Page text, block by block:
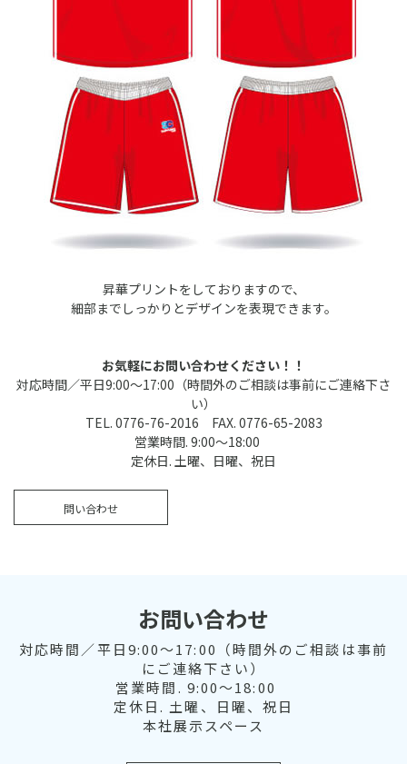
昇華プリントをしておりますので、
細部までしっかりとデザインを表現できます。
お気軽にお問い合わせください！！
対応時間／平日9:00～17:00（時間外のご相談は事前にご連絡下さ
い）
TEL. 0776-76-2016 FAX. 0776-65-2083
営業時間. 9:00～18:00
定休日. 土曜、日曜、祝日
問い合わせ
お問い合わせ
対応時間／平日9:00～17:00（時間外のご相談は事前
にご連絡下さい）
営業時間. 9:00～18:00
定休日. 土曜、日曜、祝日
本社展示スペース